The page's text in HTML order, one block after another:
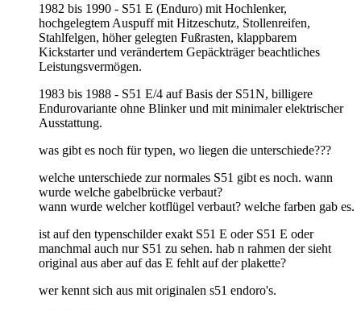
1982 bis 1990 - S51 E (Enduro) mit Hochlenker,
hochgelegtem Auspuff mit Hitzeschutz, Stollenreifen,
Stahlfelgen, höher gelegten Fußrasten, klappbarem
Kickstarter und verändertem Gepäckträger beachtliches
Leistungsvermögen.
1983 bis 1988 - S51 E/4 auf Basis der S51N, billigere
Endurovariante ohne Blinker und mit minimaler elektrischer
Ausstattung.
was gibt es noch für typen, wo liegen die unterschiede???
welche unterschiede zur normales S51 gibt es noch. wann
wurde welche gabelbrücke verbaut?
wann wurde welcher kotflügel verbaut? welche farben gab es.
ist auf den typenschilder exakt S51 E oder S51 E oder
manchmal auch nur S51 zu sehen. hab n rahmen der sieht
original aus aber auf das E fehlt auf der plakette?
wer kennt sich aus mit originalen s51 endoro's.